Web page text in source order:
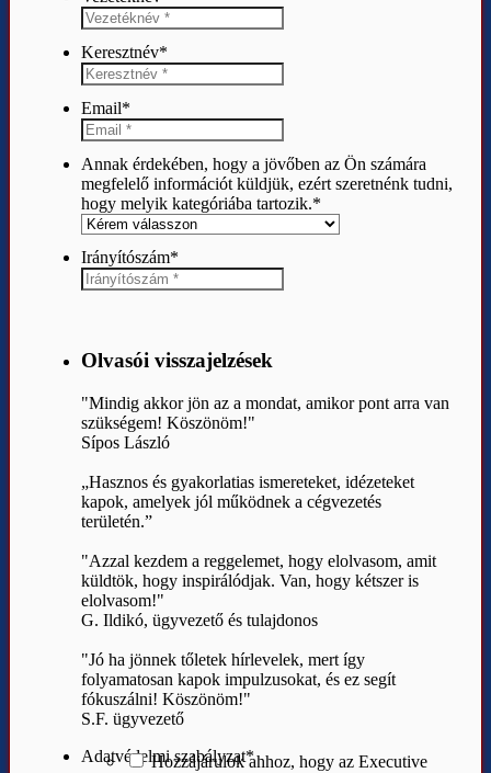
Keresztnév*
Email*
Annak érdekében, hogy a jövőben az Ön számára
megfelelő információt küldjük, ezért szeretnénk tudni,
hogy melyik kategóriába tartozik.*
Irányítószám*
Olvasói visszajelzések
"Mindig akkor jön az a mondat, amikor pont arra van
szükségem! Köszönöm!"
Sípos László
„Hasznos és gyakorlatias ismereteket, idézeteket
kapok, amelyek jól működnek a cégvezetés
területén.”
"Azzal kezdem a reggelemet, hogy elolvasom, amit
küldtök, hogy inspirálódjak. Van, hogy kétszer is
elolvasom!"
G. Ildikó, ügyvezető és tulajdonos
"Jó ha jönnek tőletek hírlevelek, mert így
folyamatosan kapok impulzusokat, és ez segít
fókuszálni! Köszönöm!"
S.F. ügyvezető
Adatvédelmi szabályzat*
Hozzájárulok ahhoz, hogy az Executive